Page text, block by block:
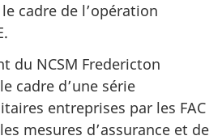
cadre de l’opération
du NCSM Fredericton
cadre d’une série
entreprises par les FAC
mesures d’assurance et de